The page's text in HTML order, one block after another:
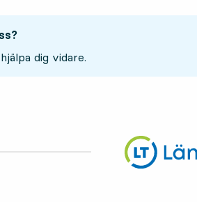
dig vidare.